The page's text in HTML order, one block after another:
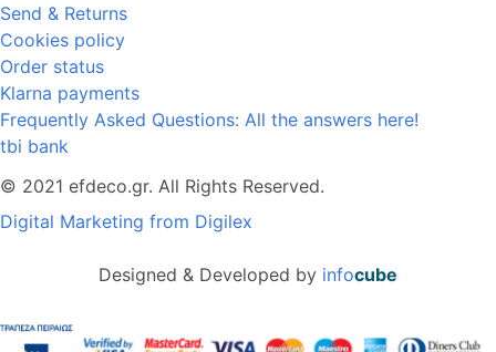
Send & Returns
Cookies policy
Order status
Klarna payments
Frequently Asked Questions: All the answers here!
tbi bank
© 2021 efdeco.gr. All Rights Reserved.
Digital Marketing from Digilex
Designed & Developed by infocube